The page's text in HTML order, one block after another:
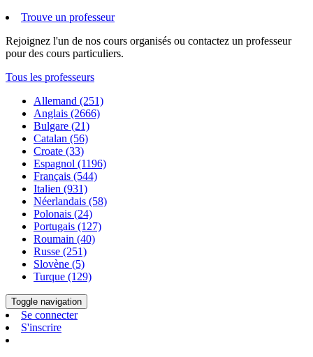
Trouve un professeur
Rejoignez l'un de nos cours organisés ou contactez un professeur
pour des cours particuliers.
Tous les professeurs
Allemand (251)
Anglais (2666)
Bulgare (21)
Catalan (56)
Croate (33)
Espagnol (1196)
Français (544)
Italien (931)
Néerlandais (58)
Polonais (24)
Portugais (127)
Roumain (40)
Russe (251)
Slovène (5)
Turque (129)
Toggle navigation
Se connecter
S'inscrire